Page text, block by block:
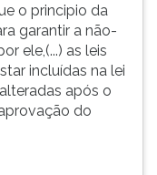
o principio da
garantir a não-
ele,(...) as leis
incluídas na lei
após o
do